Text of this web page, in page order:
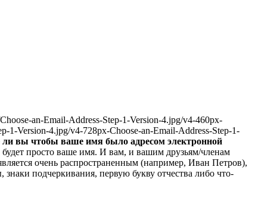
an-Email-Address-Step-1-Version-4.jpg/v4-460px-
1-Version-4.jpg/v4-728px-Choose-an-Email-Address-Step-1-
ли вы чтобы ваше имя было адресом электронной
будет просто ваше имя. И вам, и вашим друзьям/членам
очень распространенным (например, Иван Петров),
подчеркивания, первую букву отчества либо что-